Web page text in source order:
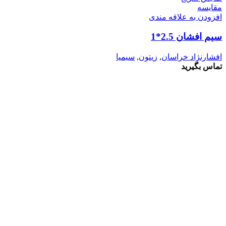
مقايسه
افزودن به علاقه مندی
سیم افشان 2.5*1
افشارنژاد خراسان, زیتون, سیمیا
تماس بگیرید